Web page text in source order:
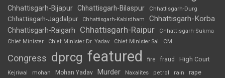
Chhattisgarh-Bijapur Chhattisgarh-Bilaspur Chhattisgarh-Durg
Chhattisgarh-Jagdalpur Chhattisgarh-Kabirdham Chhattisgarh-Korba
Chhattisgarh-Raigarh Chhattisgarh-Raipur
Chhattisgarh-Sukma
Chief Minister
Chief Minister Dr. Yadav Chief Minister Sai CM
Congress dprcg featured fire fraud High Court
Kejriwal mohan Mohan Yadav Murder Naxalites petrol rain rape